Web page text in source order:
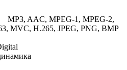
AAC, MPEG-1, MPEG-2,
MVC, H.265, JPEG, PNG, BMP